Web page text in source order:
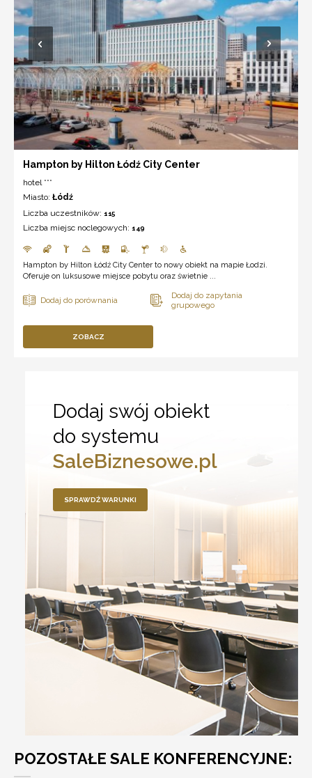
Hampton by Hilton Łódź City Center
hotel ***
Miasto: Łódź
Liczba uczestników: 115
Liczba miejsc noclegowych: 149
Hampton by Hilton Łódź City Center to nowy obiekt na mapie Łodzi.
Oferuje on luksusowe miejsce pobytu oraz świetnie ...
ZOBACZ
Dodaj swój obiekt
do systemu
SaleBiznesowe.pl
SPRAWDŹ WARUNKI
POZOSTAŁE SALE KONFERENCYJNE: